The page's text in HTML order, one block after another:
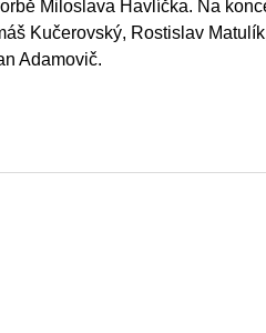
Miloslava Havlíčka. Na
Kučerovský, Rostislav
Adamovič.